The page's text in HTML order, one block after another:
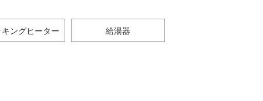
ングヒーター 給湯器